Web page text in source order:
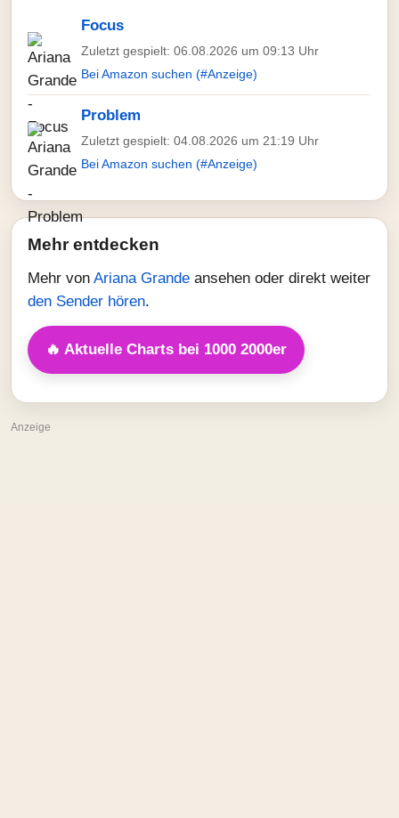
Focus
Zuletzt gespielt: 06.08.2026 um 09:13 Uhr
Bei Amazon suchen (#Anzeige)
Problem
Zuletzt gespielt: 04.08.2026 um 21:19 Uhr
Bei Amazon suchen (#Anzeige)
Mehr entdecken
Mehr von Ariana Grande ansehen oder direkt weiter
den Sender hören.
🔥 Aktuelle Charts bei 1000 2000er
Anzeige